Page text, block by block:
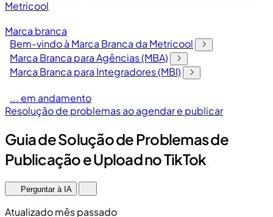
Metricool
Marca branca
Bem-vindo à Marca Branca da Metricool
Marca Branca para Agências (MBA)
Marca Branca para Integradores (MBI)
... em andamento
Resolução de problemas ao agendar e publicar
Guia de Solução de Problemas de
Publicação e Upload no TikTok
Perguntar à IA
Atualizado mês passado